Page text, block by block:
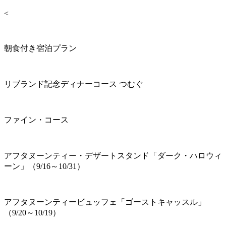
<
朝食付き宿泊プラン
リブランド記念ディナーコース つむぐ
ファイン・コース
アフタヌーンティー・デザートスタンド「ダーク・ハロウィ
ーン」（9/16～10/31）
アフタヌーンティービュッフェ「ゴーストキャッスル」
（9/20～10/19）